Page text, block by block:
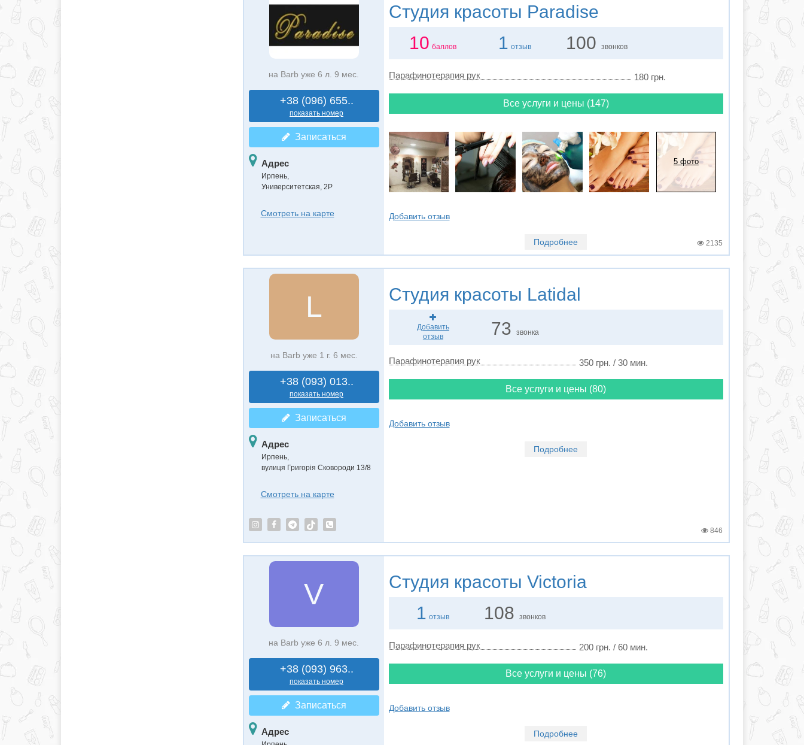
на Barb уже 6 л. 9 мес.
+38 (096) 655..
показать номер
Записаться
Адрес
Ирпень,
Университетская, 2Р
Смотреть на карте
Студия красоты Paradise
10 баллов 1 отзыв 100 звонков
Парафинотерапия рук 180 грн.
Все услуги и цены (147)
5 фото
Добавить отзыв
Подробнее 2135
L
на Barb уже 1 г. 6 мес.
+38 (093) 013..
показать номер
Записаться
Адрес
Ирпень,
вулиця Григорія Сковороди 13/8
Смотреть на карте
Студия красоты Latidal
Добавить
отзыв
73 звонка
Парафинотерапия рук 350 грн. / 30 мин.
Все услуги и цены (80)
Добавить отзыв
Подробнее
846
V
на Barb уже 6 л. 9 мес.
+38 (093) 963..
показать номер
Записаться
Адрес
Студия красоты Victoria
1 отзыв 108звонков
Парафинотерапия рук 200 грн. / 60 мин.
Все услуги и цены (76)
Добавить отзыв
Подробнее